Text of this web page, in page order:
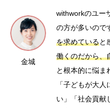
金城
withworkのユー
の方が多いので
を求めていると
働くのだから、
と根本的に悩ま
「子どもが大
い」「社会貢献